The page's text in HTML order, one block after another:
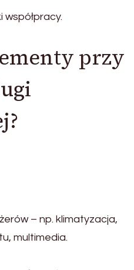
współpracy.
przy
– np. klimatyzacja,
multimedia.